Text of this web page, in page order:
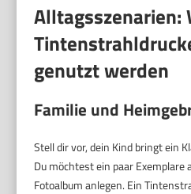
Alltagsszenarien:
genutzt werden
Familie und
Stell dir vor, dein Kind bringt ein
Du möchtest ein paar Exemplare
Fotoalbum anlegen. Ein